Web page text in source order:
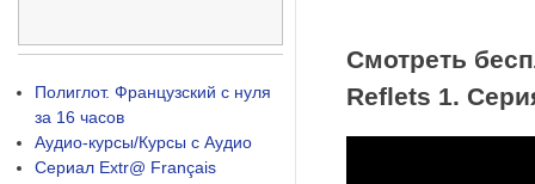
Смотреть
Reflets 1.
Полиглот. Французский с нуля
за 16 часов
Аудио-курсы/Курсы с Аудио
Сериал Extr@ Français